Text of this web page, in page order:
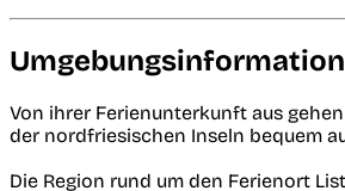
Von ihrer Ferienunterkunft aus
der nordfriesischen Inseln bequem
Die Region rund um den Ferienort